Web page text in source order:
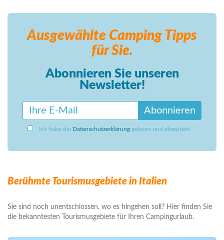
Ausgewählte Camping Tipps
für Sie.
Abonnieren Sie unseren
Newsletter!
Abonnieren
Ich habe die Datenschutzerklärung gelesen und akzeptiert.
Berühmte Tourismusgebiete in Italien
Sie sind noch unentschlossen, wo es hingehen soll? Hier finden Sie
die bekanntesten Tourismusgebiete für Ihren Campingurlaub.